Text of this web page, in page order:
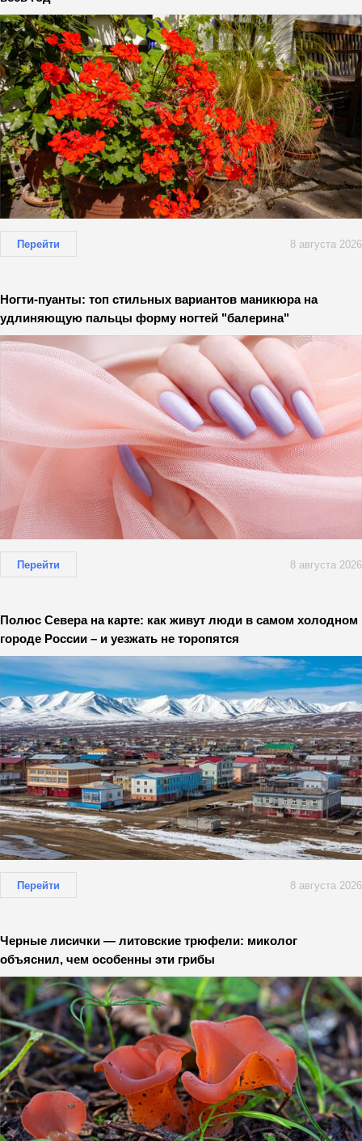
Перейти 8 августа 2026
Ногти-пуанты: топ стильных вариантов маникюра на
удлиняющую пальцы форму ногтей "балерина"
Перейти 8 августа 2026
Полюс Севера на карте: как живут люди в самом холодном
городе России – и уезжать не торопятся
Перейти 8 августа 2026
Черные лисички — литовские трюфели: миколог
объяснил, чем особенны эти грибы